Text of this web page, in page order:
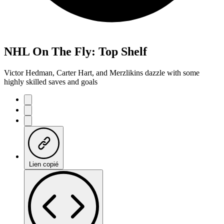
NHL On The Fly: Top Shelf
Victor Hedman, Carter Hart, and Merzlikins dazzle with some
highly skilled saves and goals
Lien copié